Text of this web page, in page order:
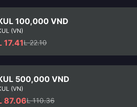
100,000 VND
(VN)
17.41L 22.10
500,000 VND
(VN)
87.06L 110.36